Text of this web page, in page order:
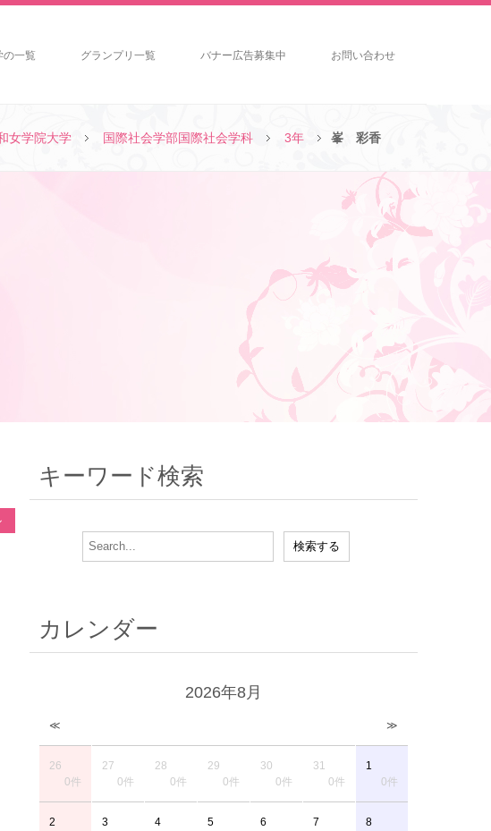
の一覧 グランプリ一覧 バナー広告募集中 お問い合わせ
女学院大学 国際社会学部国際社会学科 3年 峯 彩香
キーワード検索
カレンダー
2026年8月
≪ ≫
26
0件
27
0件
28
0件
29
0件
30
0件
31
0件
1
0件
2
3
4
5
6
7
8